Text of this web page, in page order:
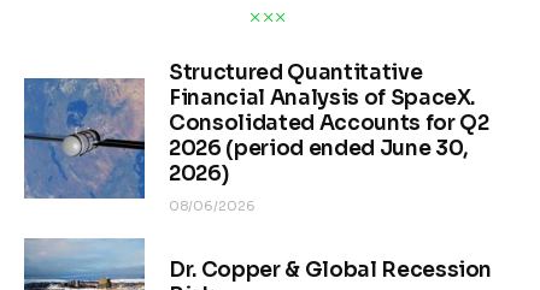
Structured Quantitative
Financial Analysis of SpaceX.
Consolidated Accounts for Q2
2026 (period ended June 30,
2026)
08/06/2026
Dr. Copper & Global Recession